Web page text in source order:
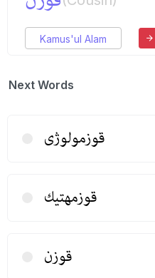
Kamus'ul Alam
Next Words
قوزمولوژی
قوزمهتیك
قوزن